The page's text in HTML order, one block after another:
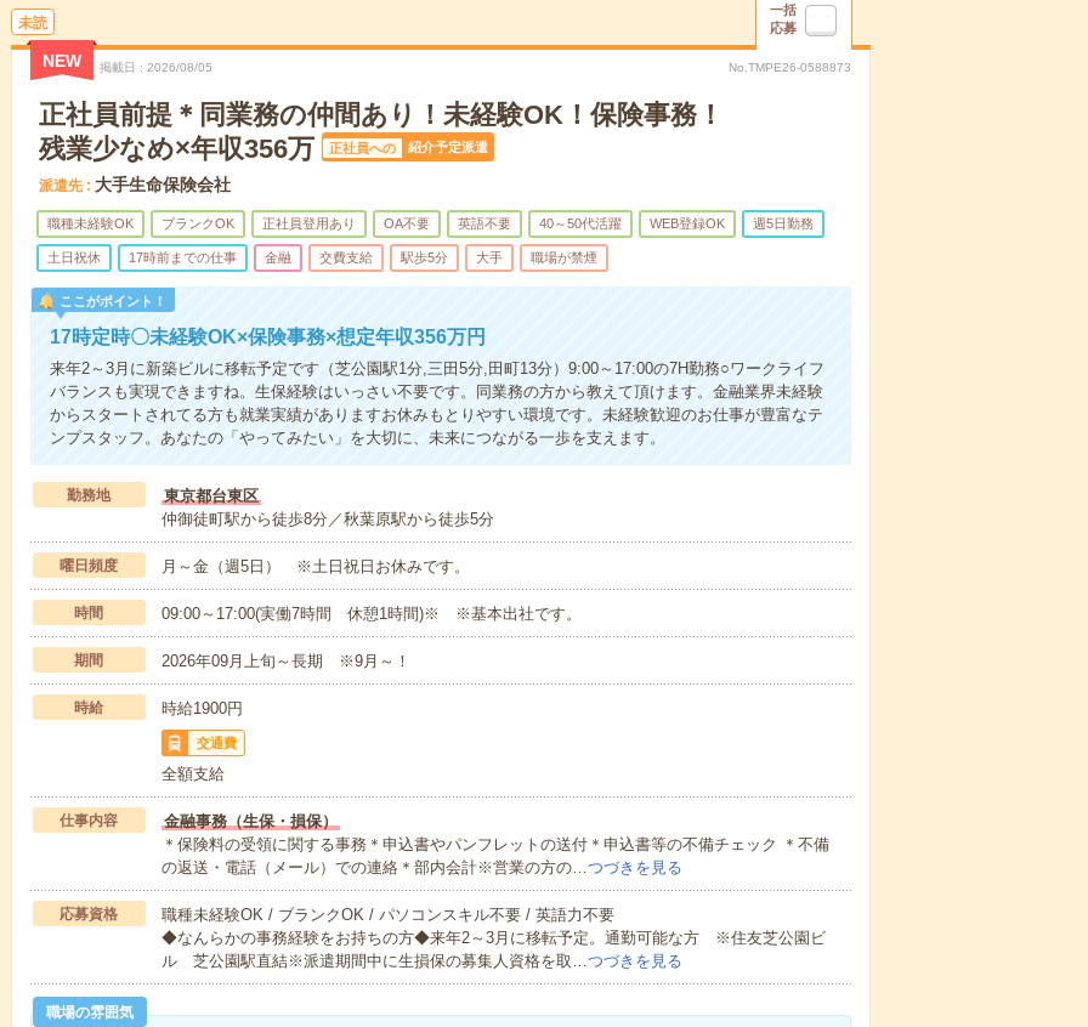
未読
一括
応募
NEW 掲載日 2026/08/05 No.TMPE26-0588873
正社員前提＊同業務の仲間あり！未経験OK！保険事務！
残業少なめ×年収356万
正社員への 紹介予定派遣
派遣先 大手生命保険会社
職種未経験OK ブランクOK 正社員登用あり OA不要 英語不要 40～50代活躍 WEB登録OK 週5日勤務
土日祝休 17時前までの仕事 金融 交費支給 駅歩5分 大手 職場が禁煙
ここがポイント！
17時定時〇未経験OK×保険事務×想定年収356万円
来年2～3月に新築ビルに移転予定です（芝公園駅1分,三田5分,田町13分）9:00～17:00の7H勤務○ワークライフ
バランスも実現できますね。生保経験はいっさい不要です。同業務の方から教えて頂けます。金融業界未経験
からスタートされてる方も就業実績がありますお休みもとりやすい環境です。未経験歓迎のお仕事が豊富なテ
ンプスタッフ。あなたの「やってみたい」を大切に、未来につながる一歩を支えます。
勤務地
東京都台東区
仲御徒町駅から徒歩8分／秋葉原駅から徒歩5分
曜日頻度 月～金（週5日） ※土日祝日お休みです。
時間 09:00～17:00(実働7時間 休憩1時間)※ ※基本出社です。
期間 2026年09月上旬～長期 ※9月～！
時給 時給1900円
交通費
全額支給
仕事内容
金融事務（生保・損保）
＊保険料の受領に関する事務＊申込書やパンフレットの送付＊申込書等の不備チェック ＊不備
の返送・電話（メール）での連絡＊部内会計※営業の方の… つづきを見る
応募資格
職種未経験OK / ブランクOK / パソコンスキル不要 / 英語力不要
◆なんらかの事務経験をお持ちの方◆来年2～3月に移転予定。通勤可能な方 ※住友芝公園ビ
ル 芝公園駅直結※派遣期間中に生損保の募集人資格を取… つづきを見る
職場の雰囲気